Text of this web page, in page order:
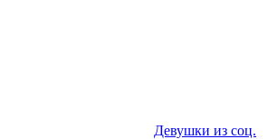
Девушки из соц.